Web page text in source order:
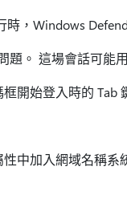
，Windows
題。 這場會話可能
開始登入時的 Tab
中加入網域名稱系